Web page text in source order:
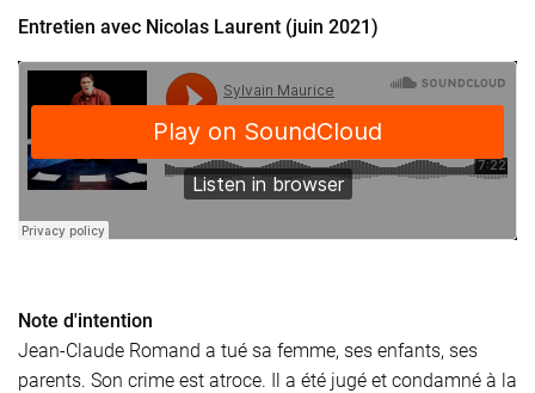
Entretien avec Nicolas Laurent (juin 2021)
Note d'intention
Jean-Claude Romand a tué sa femme, ses enfants, ses
parents. Son crime est atroce. Il a été jugé et condamné à la